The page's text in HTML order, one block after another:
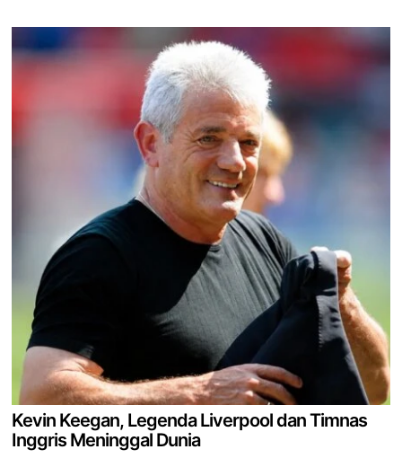
Kevin Keegan, Legenda Liverpool dan Timnas
Inggris Meninggal Dunia